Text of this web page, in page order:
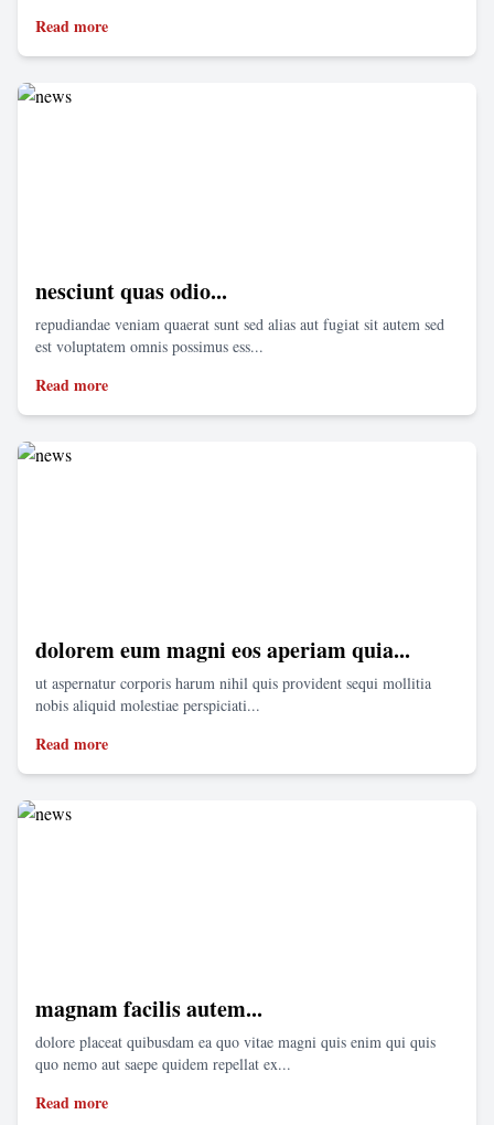
Read more
nesciunt quas odio...
repudiandae veniam quaerat sunt sed alias aut fugiat sit autem sed
est voluptatem omnis possimus ess...
Read more
dolorem eum magni eos aperiam quia...
ut aspernatur corporis harum nihil quis provident sequi mollitia
nobis aliquid molestiae perspiciati...
Read more
magnam facilis autem...
dolore placeat quibusdam ea quo vitae magni quis enim qui quis
quo nemo aut saepe quidem repellat ex...
Read more